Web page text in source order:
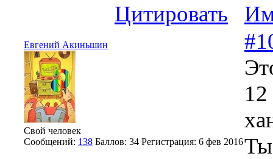
Цитировать
Евгений Акиньшин
Свой человек
Сообщений: 138 Баллов: 34 Регистрация: 6 фев 2016